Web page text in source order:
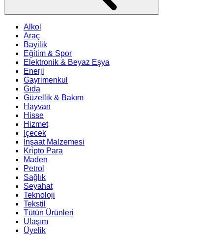
Alkol
Araç
Bayilik
Eğitim & Spor
Elektronik & Beyaz Eşya
Enerji
Gayrimenkul
Gıda
Güzellik & Bakım
Hayvan
Hisse
Hizmet
İçecek
İnşaat Malzemesi
Kripto Para
Maden
Petrol
Sağlık
Seyahat
Teknoloji
Tekstil
Tütün Ürünleri
Ulaşım
Üyelik